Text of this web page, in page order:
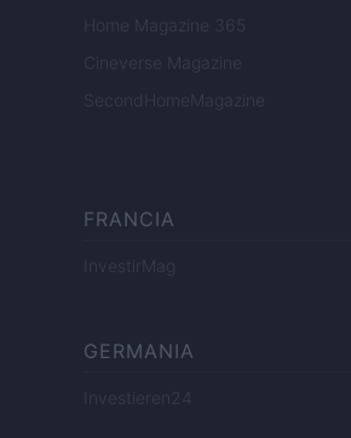
Home Magazine 365
Cineverse Magazine
SecondHomeMagazine
FRANCIA
InvestirMag
GERMANIA
Investieren24